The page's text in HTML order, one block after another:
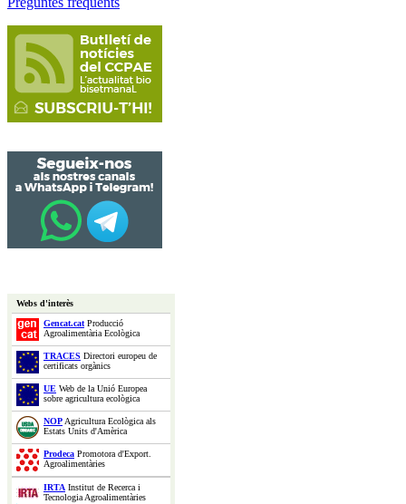
Webs d'interès
Gencat.catProducció
Agroalimentària Ecològica
TRACES Directori europeu de
certificats orgànics
UE Web de la Unió Europea
sobre agricultura ecològica
NOPAgricultura Ecològica als
Estats Units d'Amèrica
Prodeca Promotora d'Export.
Agroalimentàries
IRTA Institut de Recerca i
Tecnologia Agroalimentàries